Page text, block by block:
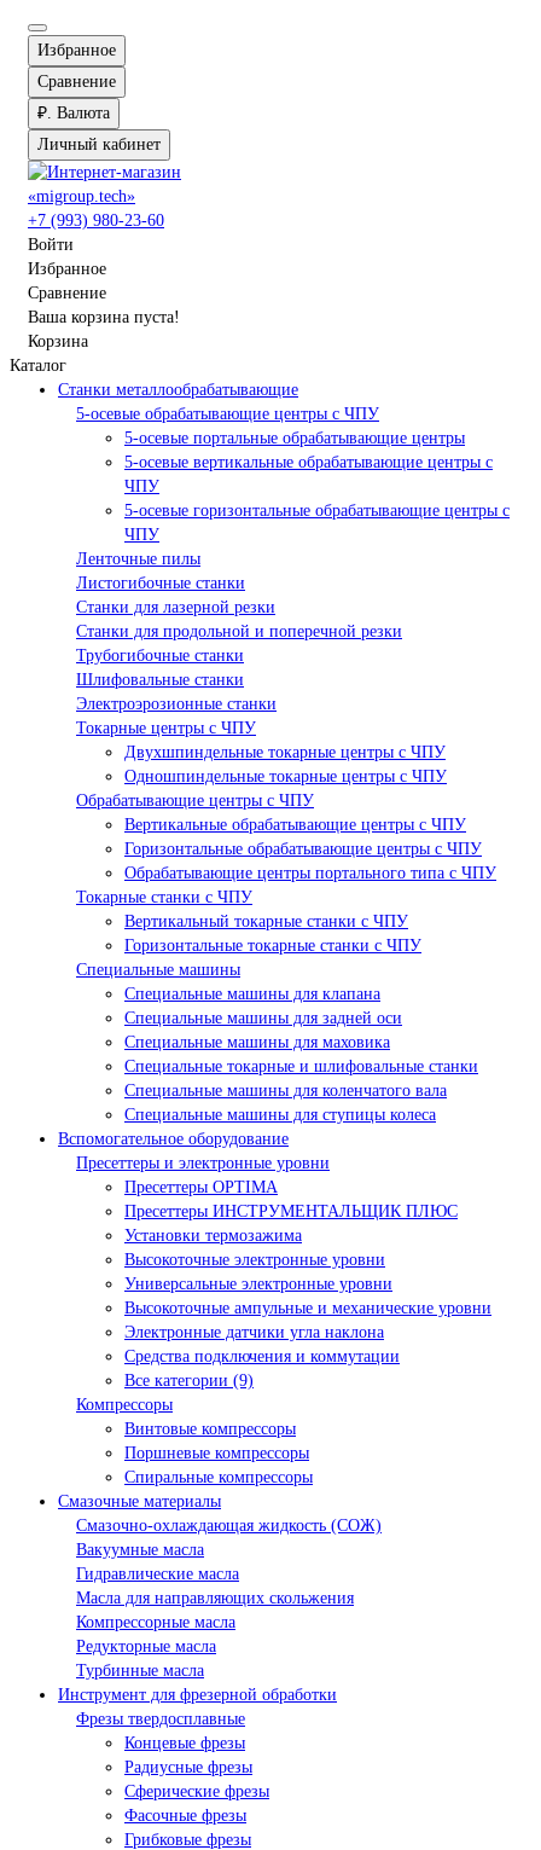
Избранное
Сравнение
₽. Валюта
Личный кабинет
+7 (993) 980-23-60
Войти
Избранное
Сравнение
Ваша корзина пуста!
Корзина
Каталог
Станки металлообрабатывающие
5-осевые обрабатывающие центры с ЧПУ
5-осевые портальные обрабатывающие центры
5-осевые вертикальные обрабатывающие центры с
ЧПУ
5-осевые горизонтальные обрабатывающие центры с
ЧПУ
Ленточные пилы
Листогибочные станки
Станки для лазерной резки
Станки для продольной и поперечной резки
Трубогибочные станки
Шлифовальные станки
Электроэрозионные станки
Токарные центры с ЧПУ
Двухшпиндельные токарные центры с ЧПУ
Одношпиндельные токарные центры с ЧПУ
Обрабатывающие центры с ЧПУ
Вертикальные обрабатывающие центры с ЧПУ
Горизонтальные обрабатывающие центры с ЧПУ
Обрабатывающие центры портального типа с ЧПУ
Токарные станки с ЧПУ
Вертикальный токарные станки с ЧПУ
Горизонтальные токарные станки с ЧПУ
Специальные машины
Специальные машины для клапана
Специальные машины для задней оси
Специальные машины для маховика
Специальные токарные и шлифовальные станки
Специальные машины для коленчатого вала
Специальные машины для ступицы колеса
Вспомогательное оборудование
Пресеттеры и электронные уровни
Пресеттеры OPTIMA
Пресеттеры ИНСТРУМЕНТАЛЬЩИК ПЛЮС
Установки термозажима
Высокоточные электронные уровни
Универсальные электронные уровни
Высокоточные ампульные и механические уровни
Электронные датчики угла наклона
Средства подключения и коммутации
Все категории (9)
Компрессоры
Винтовые компрессоры
Поршневые компрессоры
Спиральные компрессоры
Смазочные материалы
Смазочно-охлаждающая жидкость (СОЖ)
Вакуумные масла
Гидравлические масла
Масла для направляющих скольжения
Компрессорные масла
Редукторные масла
Турбинные масла
Инструмент для фрезерной обработки
Фрезы твердосплавные
Концевые фрезы
Радиусные фрезы
Сферические фрезы
Фасочные фрезы
Грибковые фрезы